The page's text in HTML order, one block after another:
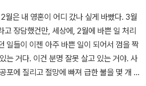
미술에 자질이 없음을 착실히 확인했다.
과일과 테레빈유의 냄새를 사랑하게 됐다.
을 펴고 앉았던 어느 여름날, 남자아이들과
어 달려온 선생님이 와이셔츠 소매를 걷어
간이 오래오래 잊히지 않았다. 내가 그를 좋
달았다. 졸업만 고대하던 고등학교 3학년
람이라고 생각하는 구나, 인터뷰는 어떤 형
걸 짐작할 수 있죠. 그리고 가장 전형적인
되요. 현장감을 최대한 살리려고 노력하는
중 폭소)라는 대목도 들어가고, 그러면서도
는, 가능하면 장점을 뽑아 내려 노력하는, 그
리 기자의 책은 한권 남았다<영화를 멈추다
하여 많이 얇다..아마 하루면 다 읽지 싶은
도통 뵈질 않는다..언능 찾아봐야겠다...
was smoking a cigar and reading a n
p.794. 마노아님 - 크로스7줄 : 게 뒤
라가 오늘날 디지털 테크놀로지에 힘17줄 :
마노아님의 덧붙이는 말씀 :
'예요. 엄청 재밌어요.^^ㅎㅎㅎ그런데 정작
. 영국 사회의 그 도덕주의가 뭐 어땠는지는
에 대한 엄청난 무지가 평생의 파경을 불러온
없다. 진짜로??? 표지만 정말 멋지더라....
<페르세폴리스2>주인공 소녀는 이제 어느덧
에 적대적인, 더불어 서구에서도 적대하는
오스트리아로 유학을 간 그녀의 삶이 참
월은 내 영혼이 어디 갔나 싶게 바빴다. 3월
고 장담했건만, 세상에, 2월에 바쁜 일 처리
일들이 이젠 아주 바쁜 일이 되어서 껌을 짝
는 거다. 이건 분명 잘못 살고 있는 거야. 사
포에 질리고 절망에 빠져 급한 불을 몇 개 끄